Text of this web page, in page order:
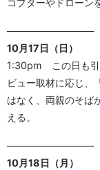
コプターやドローン
—————————
10月17日（日）
1:30pm この日も引
ビュー取材に応じ、
はなく、両親のそば
える。
—————————
10月18日（月）